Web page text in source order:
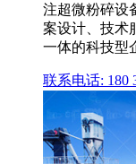
注超微粉碎设
案设计、技术
一体的科技型
联系电话: 180